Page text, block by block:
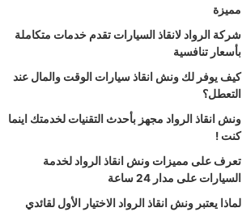
مميزة
شركة الرواد لانقاذ السيارات تقدم خدمات متكاملة
بأسعار تنافسية
كيف يوفر لك ونش انقاذ سيارات الوقت والمال عند
التعطل؟
ونش انقاذ الرواد مجهز بأحدث التقنيات لخدمتك اينما
كنت !
تعرف على مميزات ونش انقاذ الرواد لخدمة
السيارات على مدار 24 ساعة
لماذا يعتبر ونش انقاذ الرواد الاختيار الأول لقائدي